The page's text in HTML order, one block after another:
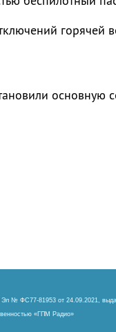
горячей
основную
№ ФС77-81953 от 24.09.2021,
«ГПМ Радио»